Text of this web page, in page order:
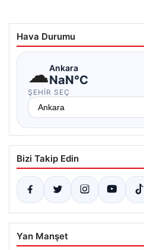
Hava Durumu
☁Ankara
NaN°C
ŞEHIR SEÇ
Bizi Takip Edin
Yan Manşet